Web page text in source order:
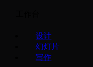
设计
幻灯片
写作